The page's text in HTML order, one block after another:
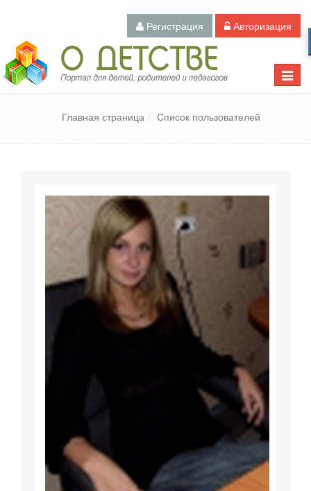
Регистрация Авторизация
Toggle
Педагогический портал «О детстве»
Главная страница Список пользователей